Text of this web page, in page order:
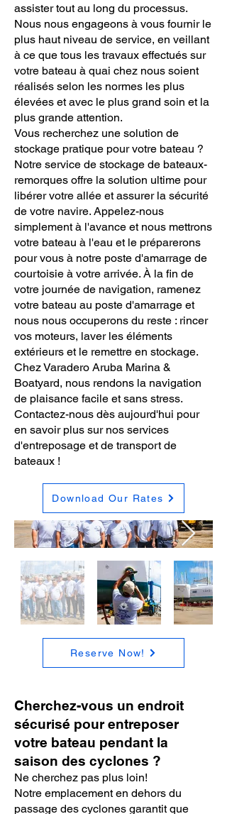
assister tout au long du processus.
Nous nous engageons à vous fournir le
plus haut niveau de service, en veillant
à ce que tous les travaux effectués sur
votre bateau à quai chez nous soient
réalisés selon les normes les plus
élevées et avec le plus grand soin et la
plus grande attention.
Vous recherchez une solution de
stockage pratique pour votre bateau ?
Notre service de stockage de bateaux-
remorques offre la solution ultime pour
libérer votre allée et assurer la sécurité
de votre navire. Appelez-nous
simplement à l'avance et nous mettrons
votre bateau à l'eau et le préparerons
pour vous à notre poste d'amarrage de
courtoisie à votre arrivée. À la fin de
votre journée de navigation, ramenez
votre bateau au poste d'amarrage et
nous nous occuperons du reste : rincer
vos moteurs, laver les éléments
extérieurs et le remettre en stockage.
Chez Varadero Aruba Marina &
Boatyard, nous rendons la navigation
de plaisance facile et sans stress.
Contactez-nous dès aujourd'hui pour
en savoir plus sur nos services
d'entreposage et de transport de
bateaux !
Download Our Rates
Reserve Now!
Cherchez-vous un endroit
sécurisé pour entreposer
votre bateau pendant la
saison des cyclones ?
Ne cherchez pas plus loin!
Notre emplacement en dehors du
passage des cyclones garantit que